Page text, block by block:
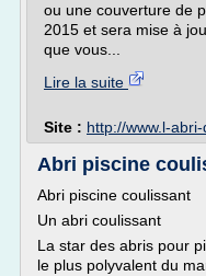
ou une couverture de
2015 et sera mise à
que vous...
Lire la suite
Site : http://www.l-
Abri piscine
Abri piscine coulissant
Un abri coulissant
La star des abris pour
le plus polyvalent du